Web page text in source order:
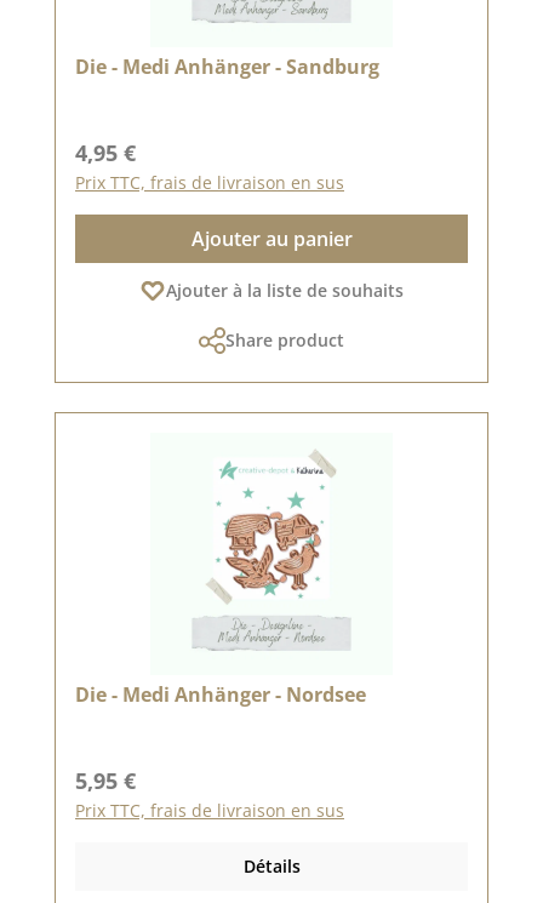
Die - Medi Anhänger - Sandburg
Prix régulier :
4,95 €
Prix TTC, frais de livraison en sus
Ajouter au panier
Ajouter à la liste de souhaits
Share product
Die - Medi Anhänger - Nordsee
Prix régulier :
5,95 €
Prix TTC, frais de livraison en sus
Détails